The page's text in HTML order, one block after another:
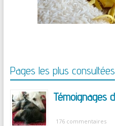
Pages les plus consultées
Témoignages
176 commentaires